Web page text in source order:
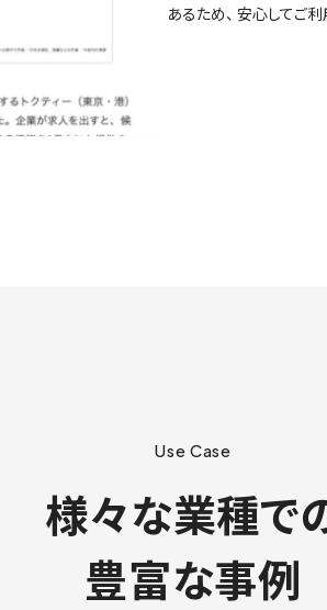
あるため、 安心してご利
Use Case
様々な業種で
豊富な事例